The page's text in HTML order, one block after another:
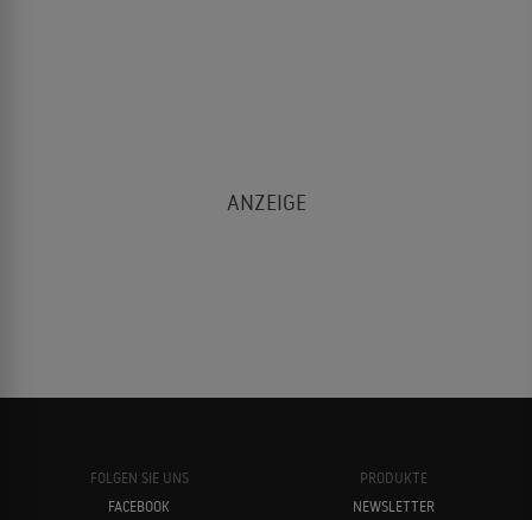
FOLGEN SIE UNS
FACEBOOK
PRODUKTE
NEWSLETTER